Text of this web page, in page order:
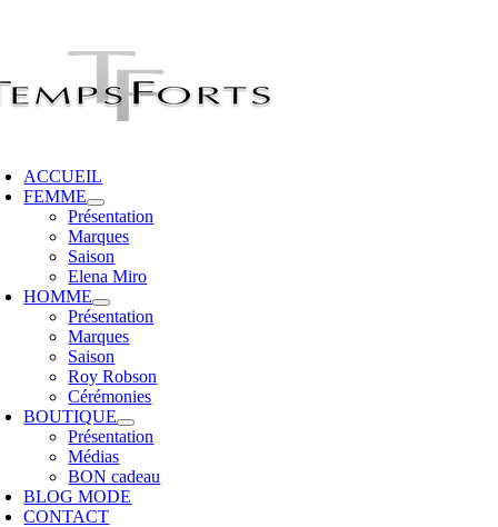
ACCUEIL
FEMME
Présentation
Marques
Saison
Elena Miro
HOMME
Présentation
Marques
Saison
Roy Robson
Cérémonies
BOUTIQUE
Présentation
Médias
BON cadeau
BLOG MODE
CONTACT